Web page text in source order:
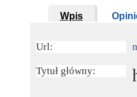
Wpis
Url:
Tytuł główny: